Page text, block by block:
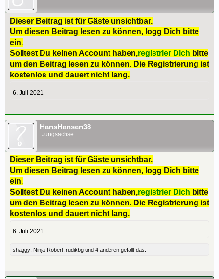
Dieser Beitrag ist für Gäste unsichtbar.
Um diesen Beitrag lesen zu können, logg Dich bitte
ein.
Solltest Du keinen Account haben,registrier Dich bitte
um den Beitrag lesen zu können. Die Registrierung ist
kostenlos und dauert nicht lang.
6. Juli 2021
HansHansen38
Jungsachse
Dieser Beitrag ist für Gäste unsichtbar.
Um diesen Beitrag lesen zu können, logg Dich bitte
ein.
Solltest Du keinen Account haben,registrier Dich bitte
um den Beitrag lesen zu können. Die Registrierung ist
kostenlos und dauert nicht lang.
6. Juli 2021
shaggy, Ninja-Robert, rudikbg und 4 anderen gefällt das.